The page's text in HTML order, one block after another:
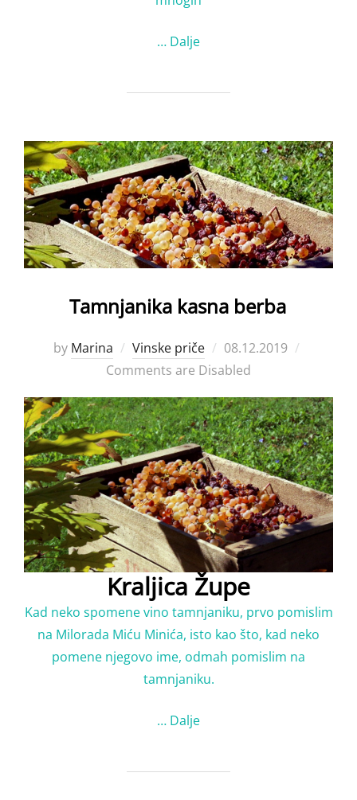
… Dalje
Tamnjanika kasna berba
by Marina Vinske priče
Posted
on
08.12.2019
Comments are Disabled
Kraljica Župe
Kad neko spomene vino tamnjaniku, prvo pomislim
na Milorada Miću Minića, isto kao što, kad neko
pomene njegovo ime, odmah pomislim na
tamnjaniku.
… Dalje